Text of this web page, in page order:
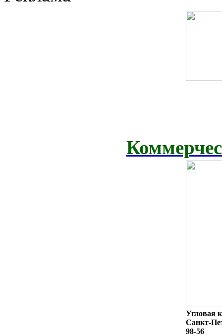
Угловая
Санкт-
98-56